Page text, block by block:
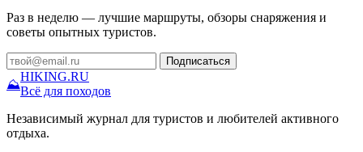
Раз в неделю — лучшие маршруты, обзоры снаряжения и
советы опытных туристов.
Подписаться
⛰
HIKING.RU
Всё для походов
Независимый журнал для туристов и любителей активного
отдыха.